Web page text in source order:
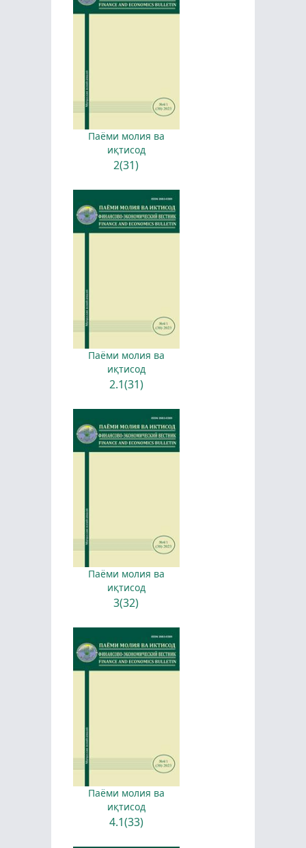
Паёми молия ва
иқтисод
2(31)
Паёми молия ва
иқтисод
2.1(31)
Паёми молия ва
иқтисод
3(32)
Паёми молия ва
иқтисод
4.1(33)